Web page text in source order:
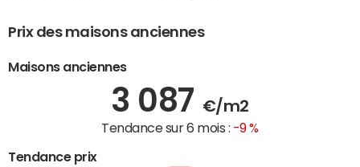
Prix des maisons anciennes
Maisons anciennes
3 087 €/m2
Tendance sur 6 mois : -9 %
Tendance prix